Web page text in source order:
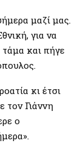
μαζί μας.
για να
τάμα και πήγε
κι έτσι
τον Γιάννη
ο